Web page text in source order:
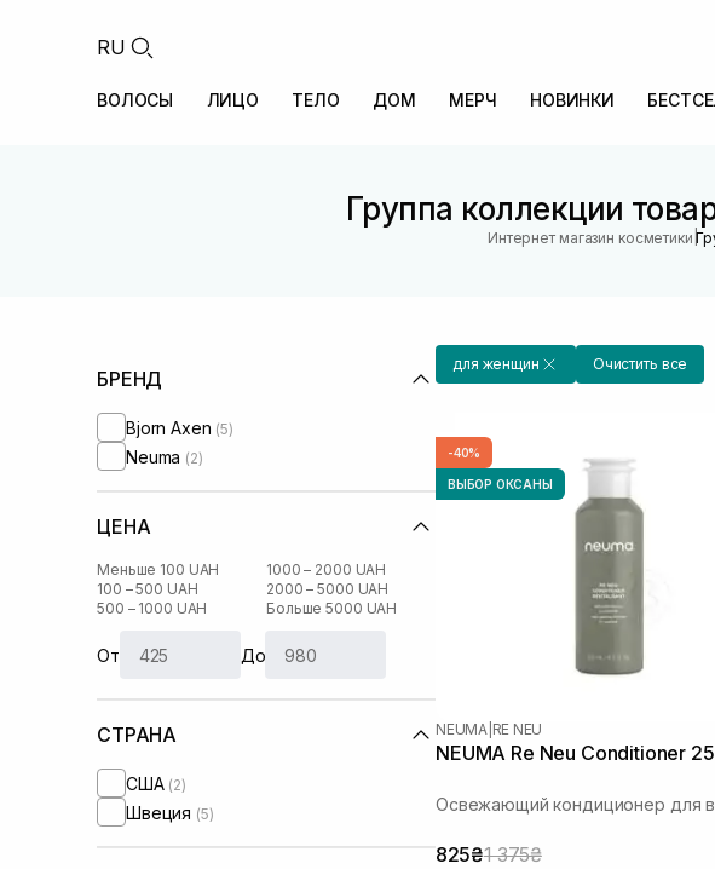
RU
ВОЛОСЫ ЛИЦО ТЕЛО ДОМ МЕРЧ НОВИНКИ
Группа коллекции
Интернет магазин косметики |
БРЕНД
Bjorn Axen (5)
Neuma (2)
ЦЕНА
Меньше 100 UAH
100 – 500 UAH
500 – 1000 UAH
1000 – 2000 UAH
2000 – 5000 UAH
Больше 5000 UAH
От До
СТРАНА
США (2)
Швеция (5)
для женщин Очистить все
-40%
ВЫБОР ОКСАНЫ
NEUMA RE NEU
NEUMA Re Neu Conditioner
Освежающий кондиционер для
825₴1 375₴